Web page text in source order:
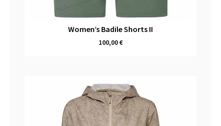
Women’s Badile Shorts II
100,00€